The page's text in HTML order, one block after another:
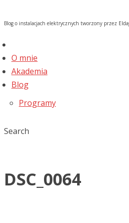
Blog o instalacjach elektrycznych tworzony przez
O mnie
Akademia
Blog
Programy
Search
DSC_0064